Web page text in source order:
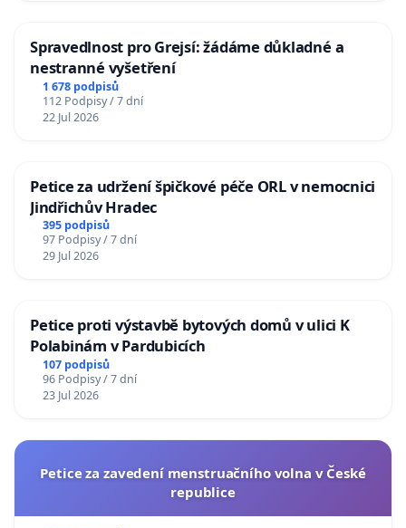
Spravedlnost pro Grejsí: žádáme důkladné a
nestranné vyšetření
1 678 podpisů
112 Podpisy / 7 dní
22 Jul 2026
Petice za udržení špičkové péče ORL v nemocnici
Jindřichův Hradec
395 podpisů
97 Podpisy / 7 dní
29 Jul 2026
Petice proti výstavbě bytových domů v ulici K
Polabinám v Pardubicích
107 podpisů
96 Podpisy / 7 dní
23 Jul 2026
Petice za zavedení menstruačního volna v České
republice